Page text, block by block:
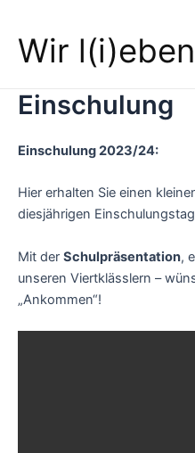
springen
Wir
Einschulung
Einschulung 2023/24:
Hier erhalten Sie einen
diesjährigen
Mit der Schulpräsentation,
unseren Viertklässlern –
„Ankommen“!